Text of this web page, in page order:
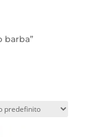
barba”